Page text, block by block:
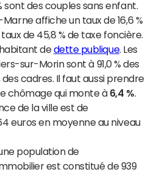
sont des couples sans enfant.
affiche un taux de 16,6 %
de 45,8 % de taxe foncière.
dedette publique. Les
sur-Morin sont à 91,0 % des
des cadres. Il faut aussi prendre
chômage qui monte à 6,4 %.
de la ville est de
euros en moyenne au niveau
population de
est constitué de 939